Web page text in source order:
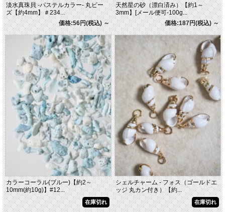
淡水真珠貝 -パステルカラー- 丸ビー
ズ【約4mm】＃234...
価格:56円(税込)～
天然星の砂（漂白済み）【約1～
3mm】[メール便可-100g...
価格:187円(税込)～
カラーコーラル(ブルー)【約2～
10mm(約10g)】#12...
在庫切れ
シェルチャーム - フォス（ゴールドエ
ッジ 丸カン付き）【約...
在庫切れ